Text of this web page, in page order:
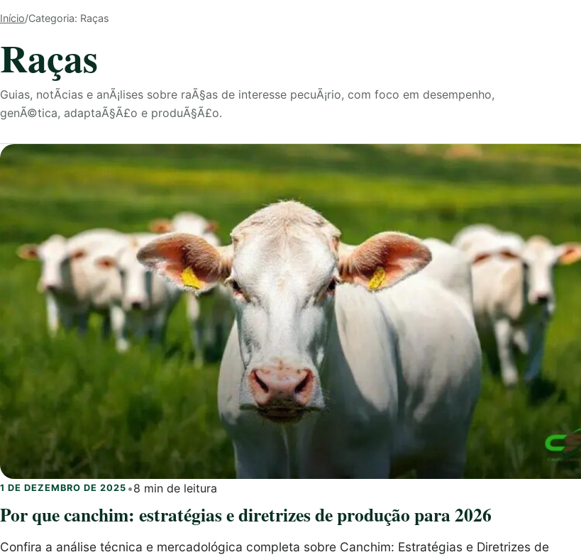
Início/Categoria: Raças
Raças
Guias, notÃ­cias e anÃ¡lises sobre raÃ§as de interesse pecuÃ¡rio, com foco em desempenho,
genÃ©tica, adaptaÃ§Ã£o e produÃ§Ã£o.
1 DE DEZEMBRO DE 2025 •8 min de leitura
Por que canchim: estratégias e diretrizes de produção para 2026
Confira a análise técnica e mercadológica completa sobre Canchim: Estratégias e Diretrizes de